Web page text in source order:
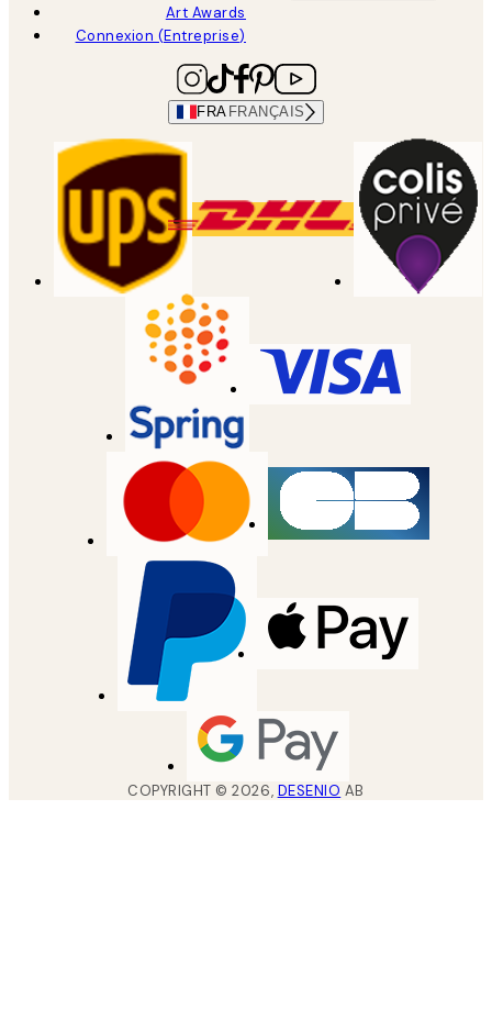
Art Awards
Connexion (Entreprise)
FRA FRANÇAIS
COPYRIGHT ©2026, DESENIO AB